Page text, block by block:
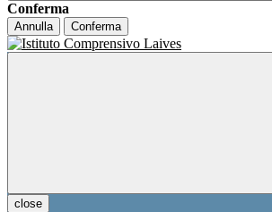
Conferma
Annulla Conferma
close